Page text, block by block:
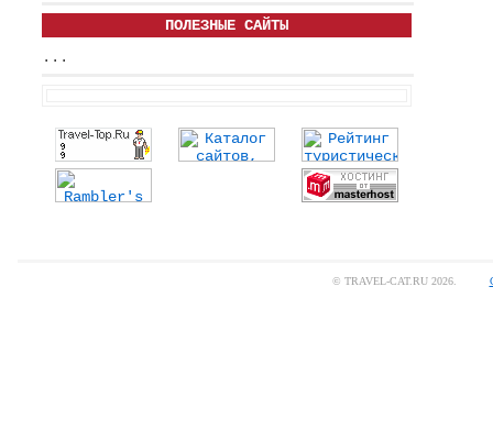
ПОЛЕЗНЫЕ САЙТЫ
...
© TRAVEL-CAT.RU 2026.